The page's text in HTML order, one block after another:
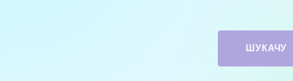
ШУКАЧУ